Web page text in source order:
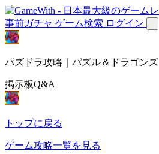
事前ガチャ ゲーム検索 ログイン
パズドラ攻略｜パズル＆ドラゴンズ
掲示板Q&A
トップに戻る
ゲーム攻略一覧を見る